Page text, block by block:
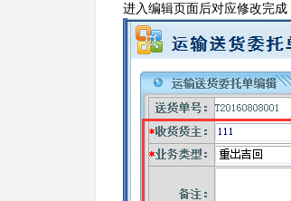
进入编辑页面后对应修改完